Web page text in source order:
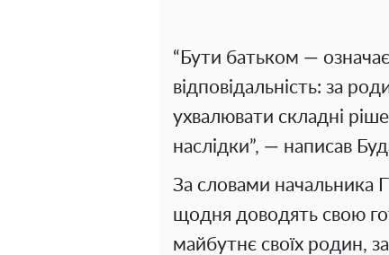
“Бути батьком —
відповідальність: за
ухвалювати складні
наслідки”, — написав
За словами начальника
щодня доводять свою
майбутнє своїх родин,